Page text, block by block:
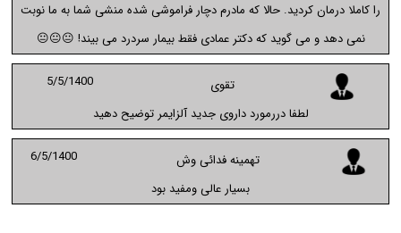
را کاملا درمان کردید. حالا که مادرم دچار فراموشی شده منشی شما به ما نوبت
نمی دهد و می گوید که دکتر عمادی فقط بیمار سردرد می بیند! 😐😐😐
تقوی
5/5/1400
لطفا دررمورد داروی جدید آلزایمر توضیح دهید
تهمینه فدائی وش
6/5/1400
بسیار عالی ومفید بود